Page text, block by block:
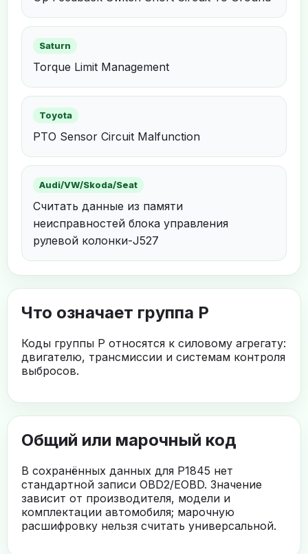
Saturn
Torque Limit Management
Toyota
PTO Sensor Circuit Malfunction
Audi/VW/Skoda/Seat
Считать данные из памяти
неисправностей блока управления
рулевой колонки-J527
Что означает группа P
Коды группы P относятся к силовому агрегату:
двигателю, трансмиссии и системам контроля
выбросов.
Общий или марочный код
В сохранённых данных для P1845 нет
стандартной записи OBD2/EOBD. Значение
зависит от производителя, модели и
комплектации автомобиля; марочную
расшифровку нельзя считать универсальной.